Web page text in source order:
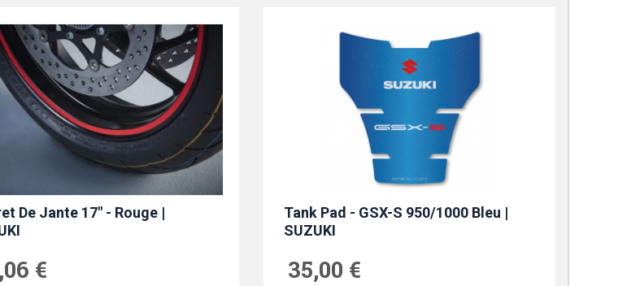
De Jante 17" - Rouge |
€
Tank Pad - GSX-S 950/1000 Bleu |
SUZUKI
35,00 €